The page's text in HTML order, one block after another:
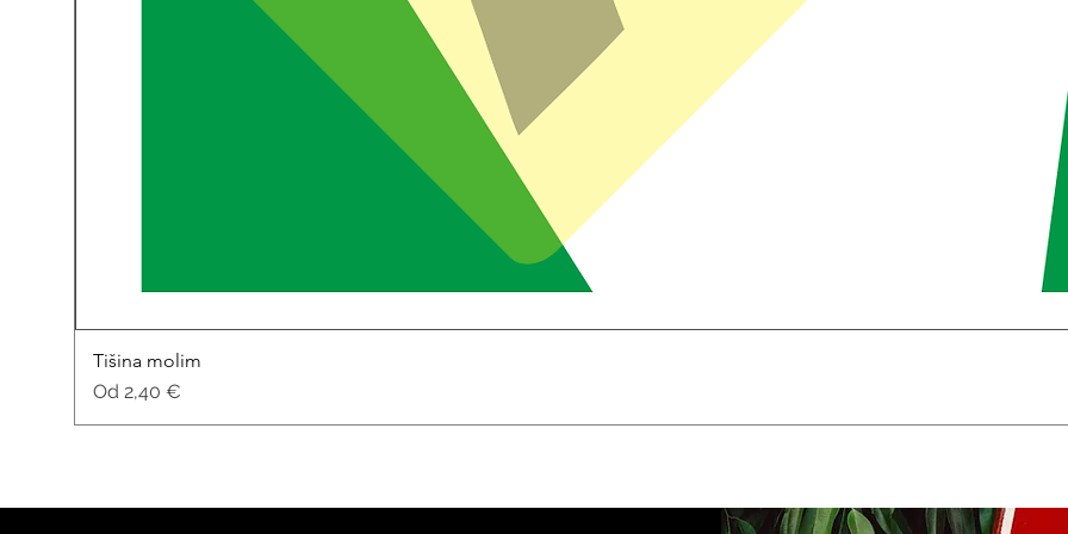
Tišina molim
Od 2,40 €
Cijena s popustom